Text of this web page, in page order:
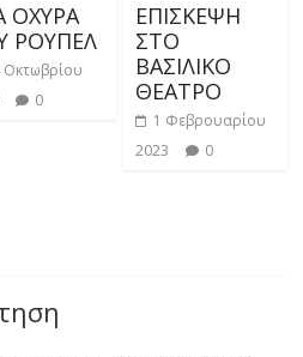
ΟΧΥΡΑ
ΡΟΥΠΕΛ
Οκτωβρίου
0
ΕΠΙΣΚΕΨΗ
ΣΤΟ
ΒΑΣΙΛΙΚΟ
ΘΕΑΤΡΟ
1 Φεβρουαρίου
2023
0